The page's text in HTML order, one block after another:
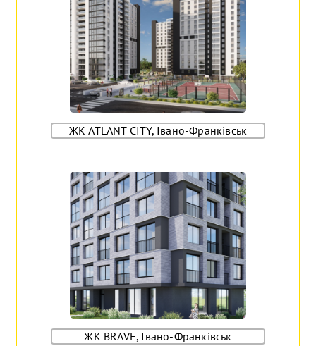
ЖК ATLANT CITY, Івано-Франківськ
ЖК BRAVE, Івано-Франківськ